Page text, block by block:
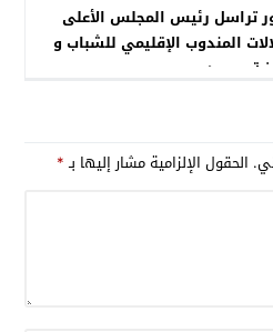
تراسل رئيس المجلس الأعلى
المندوب الإقليمي للشباب و
ببوجدور
الحقول الإلزامية مشار إليها بـ*